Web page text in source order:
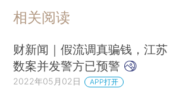
相关阅读
财新闻｜假流调真骗钱，江苏
数案并发警方已预警
2022年05月02日 APP打开